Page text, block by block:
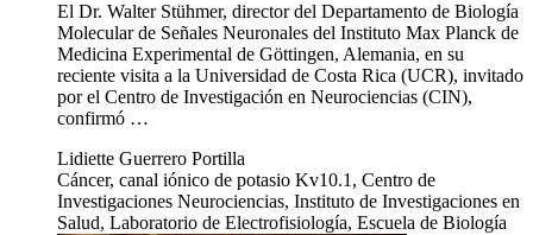
El Dr. Walter Stühmer, director del Departamento de Biología
Molecular de Señales Neuronales del Instituto Max Planck de
Medicina Experimental de Göttingen, Alemania, en su
reciente visita a la Universidad de Costa Rica (UCR), invitado
por el Centro de Investigación en Neurociencias (CIN),
confirmó …
Lidiette Guerrero Portilla
Cáncer, canal iónico de potasio Kv10.1, Centro de
Investigaciones Neurociencias, Instituto de Investigaciones en
Salud, Laboratorio de Electrofisiología, Escuela de Biología